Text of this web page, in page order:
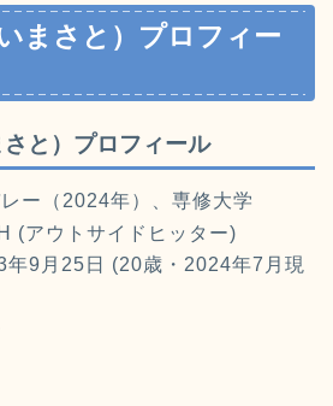
まさと）プロフィー
と）プロフィール
ー（2024年）、専修大学
(アウトサイドヒッター)
年9月25日 (20歳・2024年7月現